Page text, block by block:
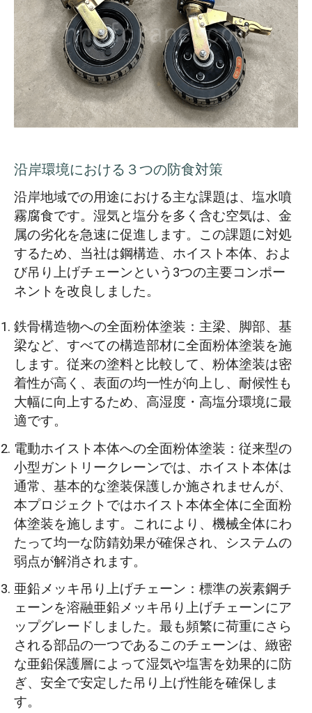
沿岸環境における３つの防食対策
沿岸地域での用途における主な課題は、塩水噴
霧腐食です。湿気と塩分を多く含む空気は、金
属の劣化を急速に促進します。この課題に対処
するため、当社は鋼構造、ホイスト本体、およ
び吊り上げチェーンという3つの主要コンポー
ネントを改良しました。
鉄骨構造物への全面粉体塗装：主梁、脚部、基
梁など、すべての構造部材に全面粉体塗装を施
します。従来の塗料と比較して、粉体塗装は密
着性が高く、表面の均一性が向上し、耐候性も
大幅に向上するため、高湿度・高塩分環境に最
適です。
電動ホイスト本体への全面粉体塗装：従来型の
小型ガントリークレーンでは、ホイスト本体は
通常、基本的な塗装保護しか施されませんが、
本プロジェクトではホイスト本体全体に全面粉
体塗装を施します。これにより、機械全体にわ
たって均一な防錆効果が確保され、システムの
弱点が解消されます。
亜鉛メッキ吊り上げチェーン：標準の炭素鋼チ
ェーンを溶融亜鉛メッキ吊り上げチェーンにア
ップグレードしました。最も頻繁に荷重にさら
される部品の一つであるこのチェーンは、緻密
な亜鉛保護層によって湿気や塩害を効果的に防
ぎ、安全で安定した吊り上げ性能を確保しま
す。